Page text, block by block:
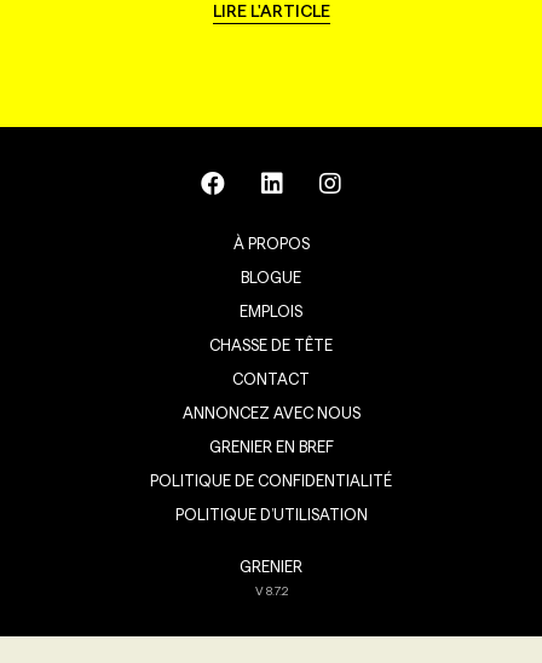
LIRE L'ARTICLE
À PROPOS
BLOGUE
EMPLOIS
CHASSE DE TÊTE
CONTACT
ANNONCEZ AVEC NOUS
GRENIER EN BREF
POLITIQUE DE CONFIDENTIALITÉ
POLITIQUE D’UTILISATION
GRENIER
V8.7.2